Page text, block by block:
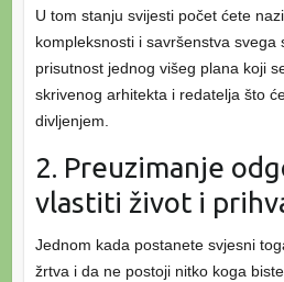
U tom stanju svijesti počet ćete
kompleksnosti i savršenstva svega
prisutnost jednog višeg plana koji
skrivenog arhitekta i redatelja što
divljenjem.
2. Preuzimanje
vlastiti život i
Jednom kada postanete svjesni
žrtva i da ne postoji nitko koga